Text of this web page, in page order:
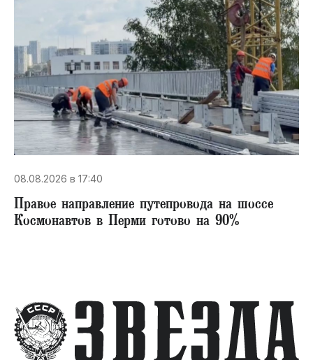
08.08.2026 в 17:40
Правое направление путепровода на шоссе
Космонавтов в Перми готово на 90%